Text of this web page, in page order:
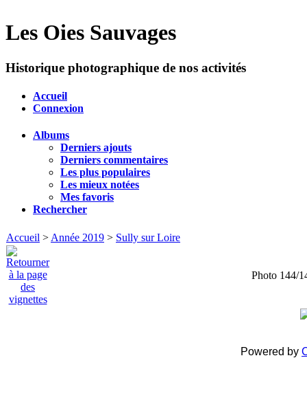
Les Oies Sauvages
Historique photographique de nos activités
Accueil
Connexion
Albums
Derniers ajouts
Derniers commentaires
Les plus populaires
Les mieux notées
Mes favoris
Rechercher
Accueil > Année 2019 > Sully sur Loire
Photo 144/
Powered by